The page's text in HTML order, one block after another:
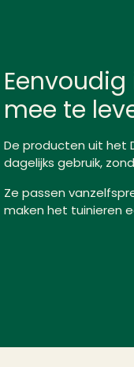
mee te
De producten uit het
dagelijks gebruik,
Ze passen
maken het tuinieren